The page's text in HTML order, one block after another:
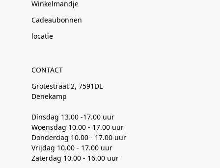
Winkelmandje
Cadeaubonnen
locatie
CONTACT
Grotestraat 2, 7591DL
Denekamp
Dinsdag 13.00 -17.00 uur
Woensdag 10.00 - 17.00 uur
Donderdag 10.00 - 17.00 uur
Vrijdag 10.00 - 17.00 uur
Zaterdag 10.00 - 16.00 uur